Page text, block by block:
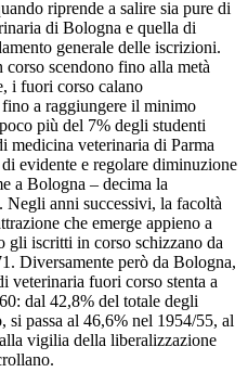
riprende a salire sia pure di
di Bologna e quella di
generale delle iscrizioni.
scendono fino alla metà
i fuori corso calano
a raggiungere il minimo
più del 7% degli studenti
medicina veterinaria di Parma
evidente e regolare diminuzione
a Bologna – decima la
Negli anni successivi, la facoltà
che emerge appieno a
gli iscritti in corso schizzano da
Diversamente però da Bologna,
veterinaria fuori corso stenta a
dal 42,8% del totale degli
passa al 46,6% nel 1954/55, al
vigilia della liberalizzazione